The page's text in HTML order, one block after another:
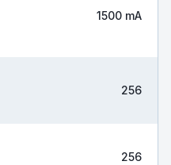
1500 mA
256
256